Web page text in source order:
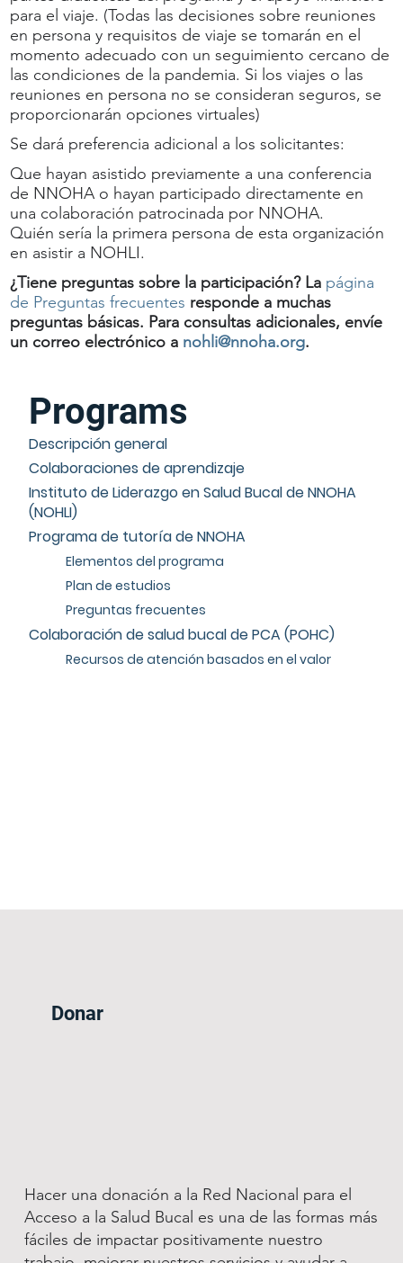
para el viaje. (Todas las decisiones sobre reuniones
en persona y requisitos de viaje se tomarán en el
momento adecuado con un seguimiento cercano de
las condiciones de la pandemia. Si los viajes o las
reuniones en persona no se consideran seguros, se
proporcionarán opciones virtuales)
Se dará preferencia adicional a los solicitantes:
Que hayan asistido previamente a una conferencia
de NNOHA o hayan participado directamente en
una colaboración patrocinada por NNOHA.
Quién sería la primera persona de esta organización
en asistir a NOHLI.
¿Tiene preguntas sobre la participación? La página
de Preguntas frecuentes responde a muchas
preguntas básicas. Para consultas adicionales, envíe
un correo electrónico a nohli@nnoha.org.
Programs
Descripción general
Colaboraciones de aprendizaje
Instituto de Liderazgo en Salud Bucal de NNOHA
(NOHLI)
Programa de tutoría de NNOHA
Elementos del programa
Plan de estudios
Preguntas frecuentes
Colaboración de salud bucal de PCA (POHC)
Recursos de atención basados en el valor
Donar
Hacer una donación a la Red Nacional para el
Acceso a la Salud Bucal es una de las formas más
fáciles de impactar positivamente nuestro